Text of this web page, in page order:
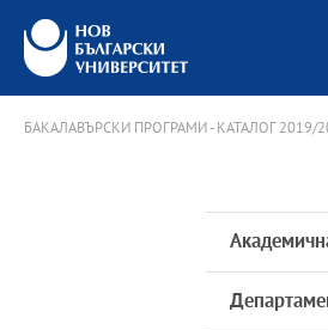
БАКАЛАВЪРСКИ ПРОГРАМИ - КАТАЛОГ 2019/